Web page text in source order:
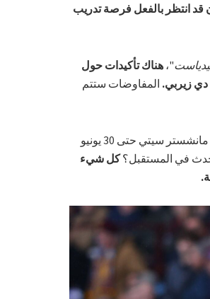
قد انتظر بالفعل فرصة تدريب
"، هناك تأكيدات حول
دي زيربي. المفاوضات ستتم
، الذي يرتبط بعقد مع مانشستر سيتي حتى 30 يونيو
كل شيء